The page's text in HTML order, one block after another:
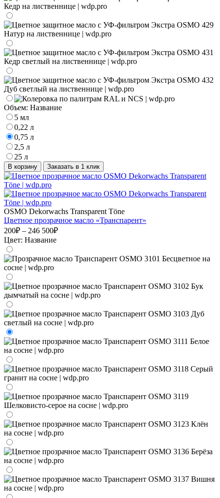
Объем: Название
5 мл
0,22 л
0,75 л
2,5 л
25 л
В корзину Заказать в 1 клик
OSMO Dekorwachs Transparent Töne
Цветное прозрачное масло «Транспарент»
200₽ – 246 500₽
Цвет: Название